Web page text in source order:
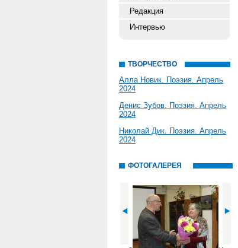
Редакция
Интервью
ТВОРЧЕСТВО
Алла Новик. Поэзия. Апрель
2024
Денис Зубов. Поэзия. Апрель
2024
Николай Дик. Поэзия. Апрель
2024
ФОТОГАЛЕРЕЯ